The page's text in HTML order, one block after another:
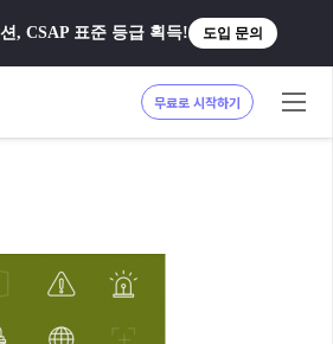
, CSAP 표준 등급 획득! 도입 문의
무료로 시작하기